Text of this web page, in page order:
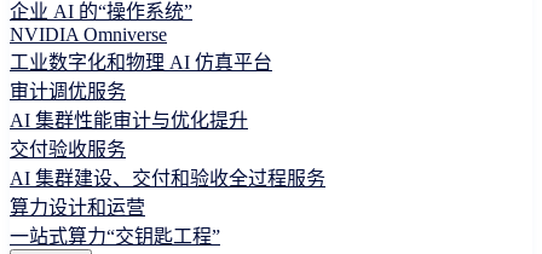
企业 AI 的“操作系统”
NVIDIA Omniverse
工业数字化和物理 AI 仿真平台
审计调优服务
AI 集群性能审计与优化提升
交付验收服务
AI 集群建设、交付和验收全过程服务
算力设计和运营
一站式算力“交钥匙工程”